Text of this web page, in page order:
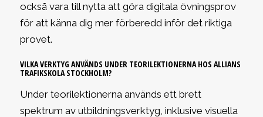
också vara till nytta att göra digitala övningsprov
för att känna dig mer förberedd inför det riktiga
provet.
VILKA VERKTYG ANVÄNDS UNDER TEORILEKTIONERNA HOS ALLIANS
TRAFIKSKOLA STOCKHOLM?
Under teorilektionerna används ett brett
spektrum av utbildningsverktyg, inklusive visuella